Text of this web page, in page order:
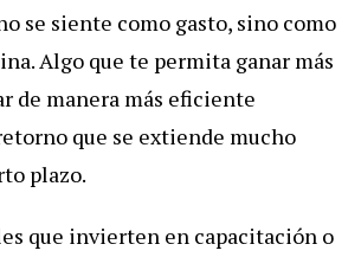
se siente como gasto, sino como
Algo que te permita ganar más
de manera más eficiente
que se extiende mucho
plazo.
que invierten en capacitación o